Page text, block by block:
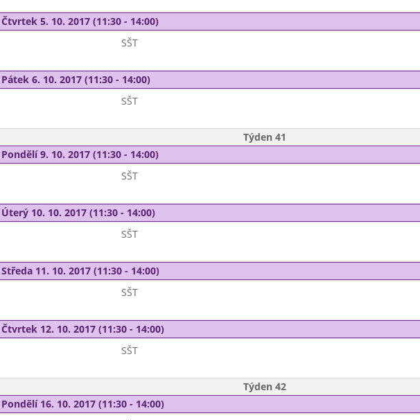
Čtvrtek 5. 10. 2017 (11:30 - 14:00)
SŠT
Pátek 6. 10. 2017 (11:30 - 14:00)
SŠT
Týden 41
Pondělí 9. 10. 2017 (11:30 - 14:00)
SŠT
Úterý 10. 10. 2017 (11:30 - 14:00)
SŠT
Středa 11. 10. 2017 (11:30 - 14:00)
SŠT
Čtvrtek 12. 10. 2017 (11:30 - 14:00)
SŠT
Týden 42
Pondělí 16. 10. 2017 (11:30 - 14:00)